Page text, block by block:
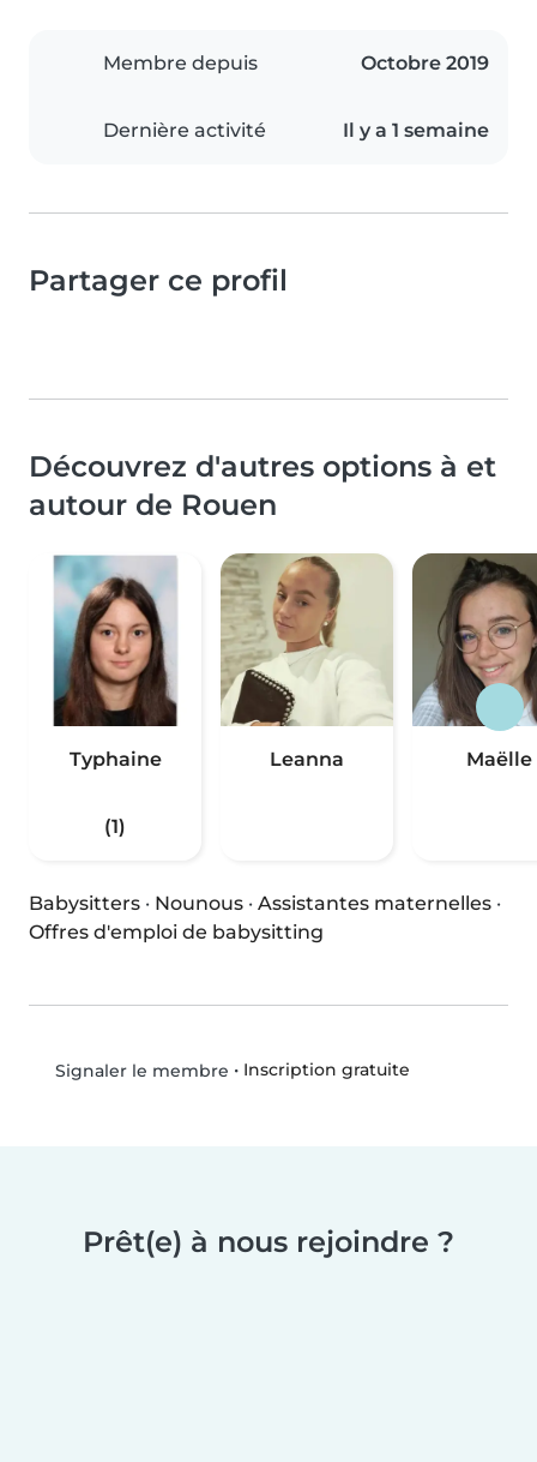
Membre depuis Octobre 2019
Dernière activité Il y a 1 semaine
Partager ce profil
Découvrez d'autres options à et
autour de Rouen
Typhaine
(1)
Leanna Maëlle
Babysitters · Nounous · Assistantes maternelles ·
Offres d'emploi de babysitting
Signaler le membre • Inscription gratuite
Prêt(e) à nous rejoindre ?